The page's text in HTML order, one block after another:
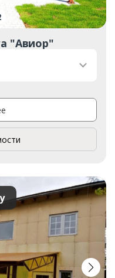
"Авиор"